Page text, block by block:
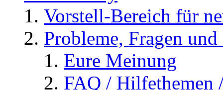
Vorstell-Bereich für
Probleme, Fragen
Eure Meinung
FAQ / Hilfethemen